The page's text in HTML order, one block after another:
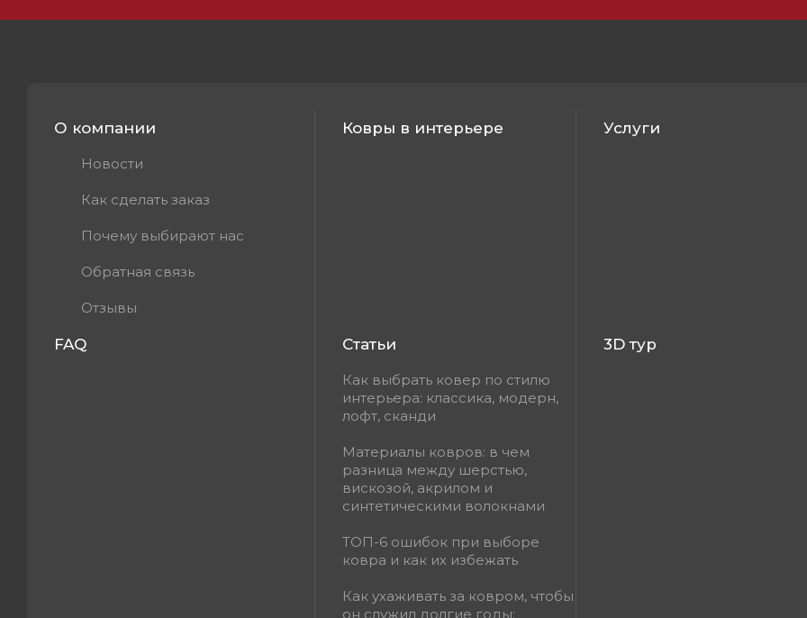
О компании
Новости
Как сделать заказ
Почему выбирают нас
Обратная связь
Отзывы
Ковры в интерьере Услуги
FAQ Статьи
Как выбрать ковер по стилю
интерьера: классика, модерн,
лофт, сканди
Материалы ковров: в чем
разница между шерстью,
вискозой, акрилом и
синтетическими волокнами
ТОП-6 ошибок при выборе
ковра и как их избежать
Как ухаживать за ковром, чтобы
он служил долгие годы:
3D тур